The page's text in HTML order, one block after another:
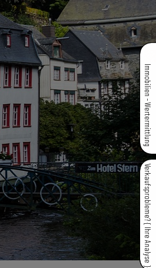
Immobilien - Wertermittlung
Verkaufsprobleme? { Ihre Analyse }